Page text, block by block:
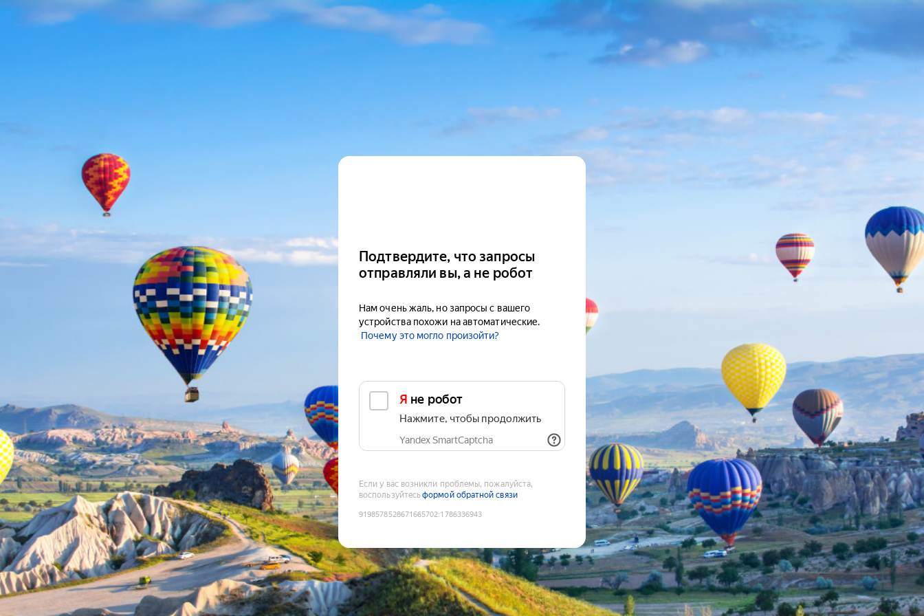
Подтвердите, что запросы
отправляли вы, а не робот
Нам очень жаль, но запросы с вашего
устройства похожи на автоматические.
Почему это могло произойти?
Я не робот
Нажмите, чтобы продолжить
Yandex SmartCaptcha
Если у вас возникли проблемы, пожалуйста,
воспользуйтесьформой обратной связи
9198578528671665702:1786336943